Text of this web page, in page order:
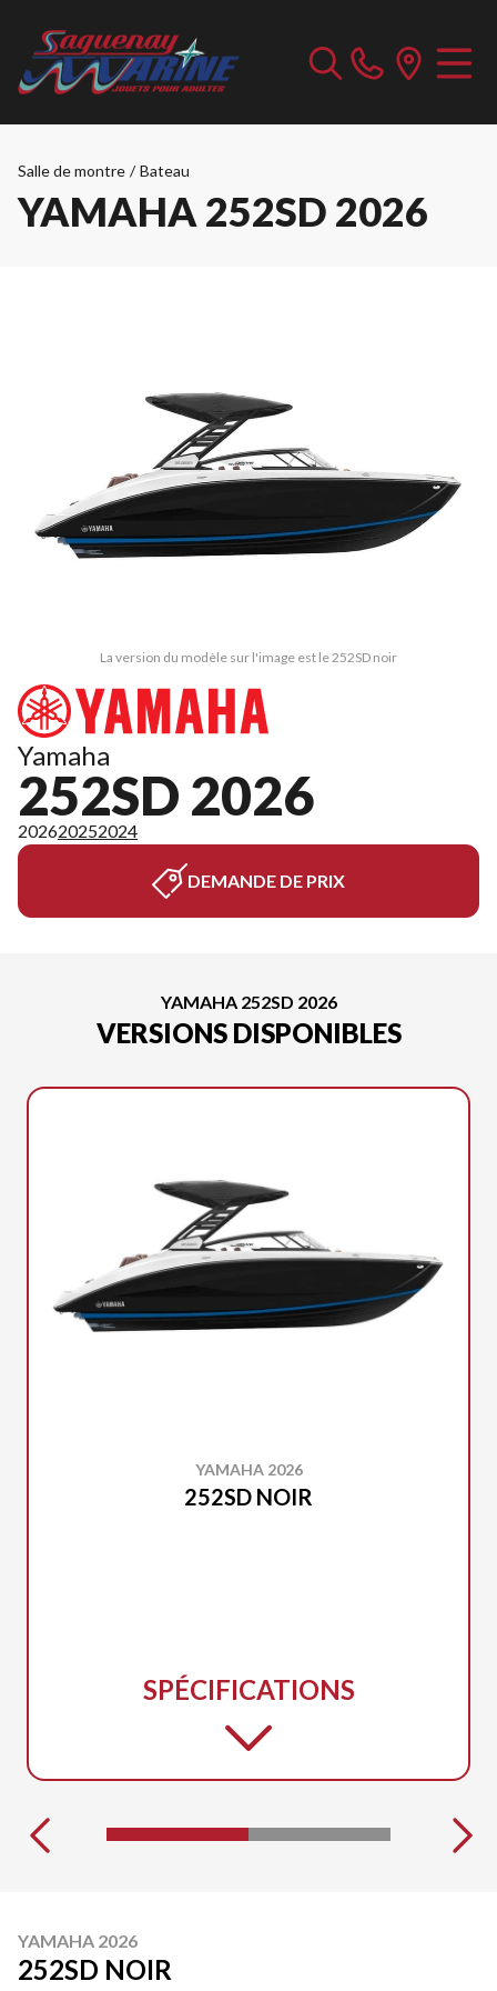
Salle de montre / Bateau
YAMAHA 252SD 2026
La version du modèle sur l'image est le 252SD noir
Yamaha
252SD 2026
202620252024
DEMANDE DE PRIX
YAMAHA 252SD 2026
VERSIONS DISPONIBLES
YAMAHA 2026
252SD NOIR
SPÉCIFICATIONS
YAMAHA 2026
252SD NOIR